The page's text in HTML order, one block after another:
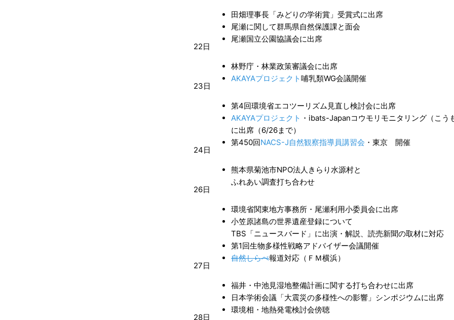
22日
田畑理事長「みどりの学術賞」受賞式に出席
尾瀬に関して群馬県自然保護課と面会
尾瀬国立公園協議会に出席
23日
林野庁・林業政策審議会に出席
AKAYAプロジェクト哺乳類WG会議開催
24日
第4回環境省エコツーリズム見直し検討会に出席
AKAYAプロジェクト ・ibats-Japanコウモリモニタリング（こう
に出席（6/26まで）
第450回NACS-J自然観察指導員講習会 ・東京 開催
26日
熊本県菊池市NPO法人きらり水源村と
ふれあい調査打ち合わせ
27日
環境省関東地方事務所・尾瀬利用小委員会に出席
小笠原諸島の世界遺産登録について
TBS「ニュースバード」に出演・解説、読売新聞の取材に対応
第1回生物多様性戦略アドバイザー会議開催
自然しらべ報道対応（ＦＭ横浜）
28日
福井・中池見湿地整備計画に関する打ち合わせに出席
日本学術会議「大震災の多様性への影響」シンポジウムに出席
環境相・地熱発電検討会傍聴